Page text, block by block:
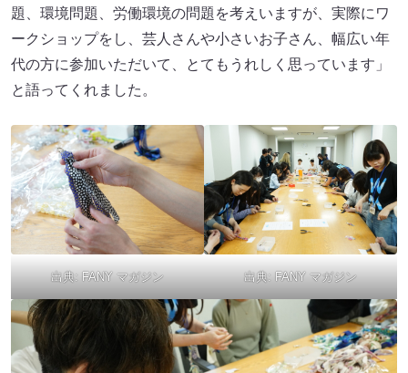
題、環境問題、労働環境の問題を考えいますが、実際にワ
ークショップをし、芸人さんや小さいお子さん、幅広い年
代の方に参加いただいて、とてもうれしく思っています」
と語ってくれました。
出典: FANY マガジン 出典: FANY マガジン